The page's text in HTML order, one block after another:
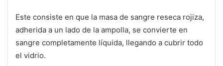
Este consiste en que la masa de sangre reseca rojiza,
adherida a un lado de la ampolla, se convierte en
sangre completamente líquida, llegando a cubrir todo
el vidrio.